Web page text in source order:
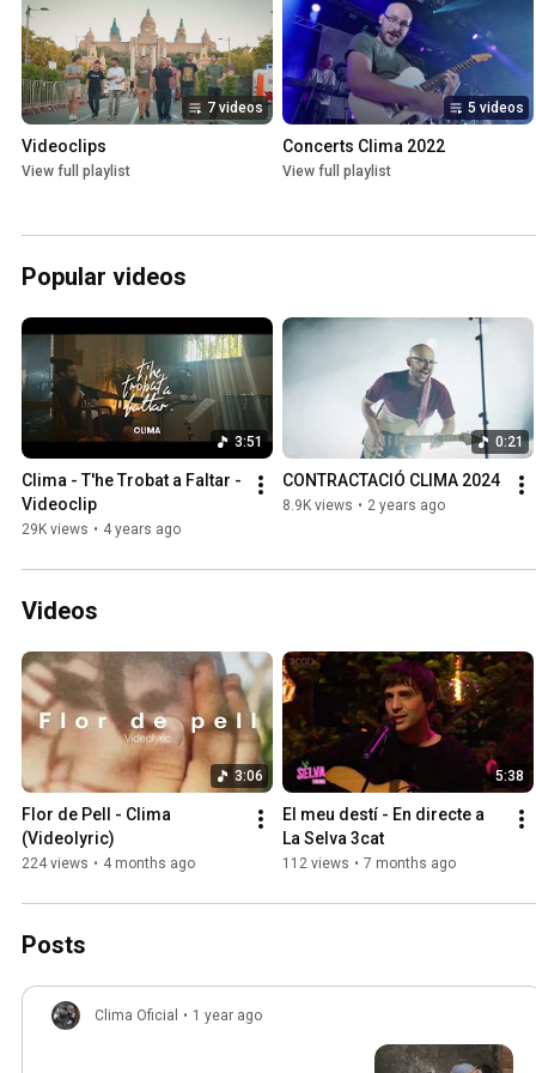
7 videos
Videoclips
View full playlist
5 videos
Concerts Clima 2022
View full playlist
Popular videos
3:51
Clima - T'he Trobat a Faltar -
Videoclip
29K views • 4 years ago
0:21
CONTRACTACIÓ CLIMA 2024
8.9K views • 2 years ago
Videos
3:06
Flor de Pell - Clima
(Videolyric)
224 views • 4 months ago
5:38
El meu destí - En directe a
La Selva 3cat
112 views • 7 months ago
Posts
Clima Oficial • 1 year ago